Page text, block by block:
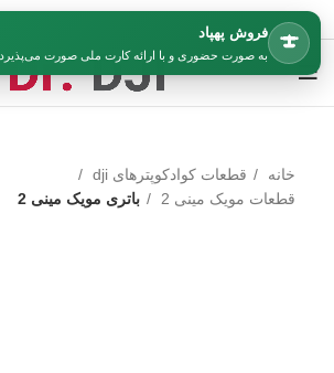
فروش پهپاد
به صورت حضوری و با ارائه کارت ملی صورت می‌پذیرد
خانه
قطعات کوادکوپترهای dji
قطعات مویک مینی 2
باتری مویک مینی 2